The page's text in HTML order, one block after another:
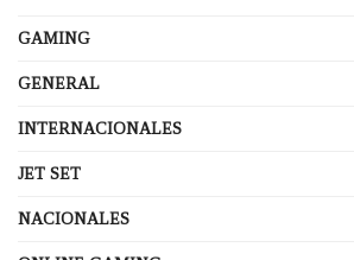
GAMING
GENERAL
INTERNACIONALES
JET SET
NACIONALES